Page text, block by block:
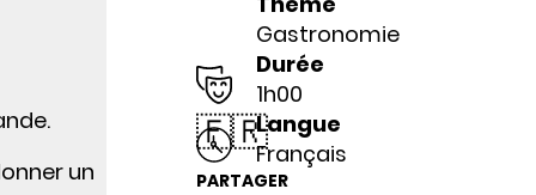
un
Gastronomie
Durée
1h00
🇫🇷Langue
Français
PARTAGER